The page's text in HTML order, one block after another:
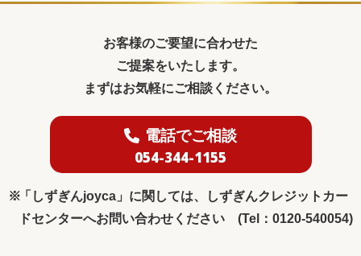
お客様のご要望に合わせた
ご提案をいたします。
まずはお気軽にご相談ください。
電話でご相談
054-344-1155
「しずぎんjoyca」に関しては、しずぎんクレジットカー
ドセンターへお問い合わせください (Tel：0120-540054)